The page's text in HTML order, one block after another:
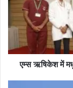
एम्स ऋषिकेश में